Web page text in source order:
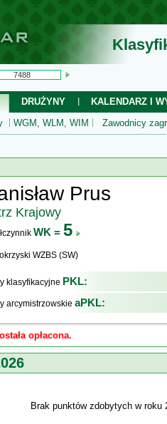
DRUŻYNY
KALENDARZ I
WGM, WLM, WIM Zawodnicy
Prus
Krajowy
WK = 5
WZBS (SW)
klasyfikacyjne PKL:
arcymistrzowskie aPKL:
opłacona.
Brak punktów zdobytych w roku